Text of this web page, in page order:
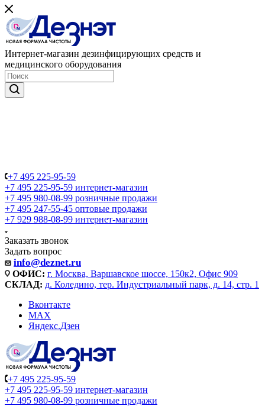
Интернет-магазин дезинфицирующих средств и
медицинского оборудования
+7 495 225-95-59
+7 495 225-95-59 интернет-магазин
+7 495 980-08-99 розничные продажи
+7 495 247-55-45 оптовые продажи
+7 929 988-08-99 интернет-магазин
Заказать звонок
Задать вопрос
info@deznet.ru
ОФИС: г. Москва, Варшавское шоссе, 150к2, Офис 909
СКЛАД: д. Коледино, тер. Индустриальный парк, д. 14, стр. 1
Вконтакте
MAX
Яндекс.Дзен
+7 495 225-95-59
+7 495 225-95-59 интернет-магазин
+7 495 980-08-99 розничные продажи